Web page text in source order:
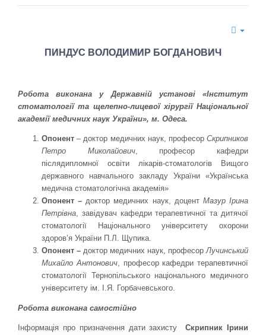
ПИНДУС ВОЛОДИМИР БОГДАНОВИЧ
Робота виконана у Державній установі «Інститут
стоматології та щелепно-лицевої хірургії Національної
академії медичних наук України», м. Одеса.
Опонент – доктор медичних наук, професор Скрипников
Петро Миколайович, професор кафедри
післядипломної освіти лікарів-стоматологів Вищого
державного навчального закладу України «Українська
медична стоматологічна академія»
Опонент –доктор медичних наук, доцент Мазур Ірина
Петрівна, завідувач кафедри терапевтичної та дитячої
стоматології Національного університету охорони
здоров’я України П.Л. Щупика.
Опонент – доктор медичних наук, професорЛучинський
Михайло Антонович, професор кафедри терапевтичної
стоматології Тернопільського національного медичного
університету ім. І.Я. Горбачевського.
Робота виконана самостійно
Інформація про призначення дати захисту
Скрипник Ірини